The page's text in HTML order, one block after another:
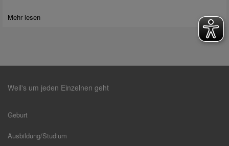
Mehr lesen
Weil's um jeden Einzelnen geht
Geburt
Ausbildung/Studium